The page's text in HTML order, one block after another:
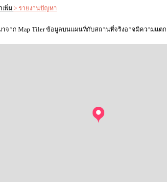
พิ่ม > รายงานปัญหา
จาก Map Tiler ข้อมูลบนแผนที่กับสถานที่จริงอาจมีความแต